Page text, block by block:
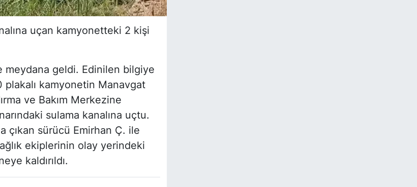
uçan kamyonetteki 2 kişi
meydana geldi. Edinilen bilgiye
plakalı kamyonetin Manavgat
ve Bakım Merkezine
sulama kanalına uçtu.
çıkan sürücü Emirhan Ç. ile
ekiplerinin olay yerindeki
kaldırıldı.